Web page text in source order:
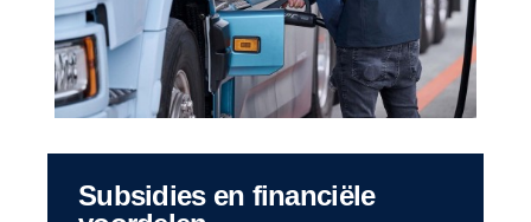
Subsidies en financiële